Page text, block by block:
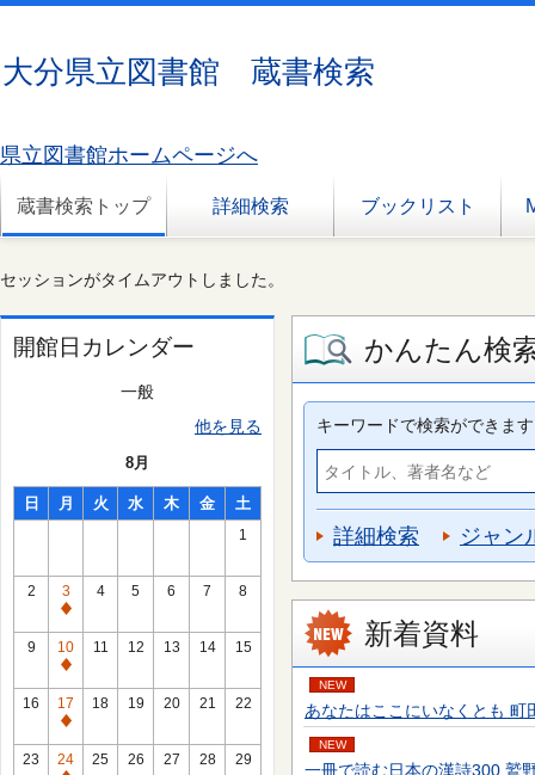
大分県立図書館 蔵書検索
県立図書館ホームページへ
蔵書検索トップ 詳細検索 ブックリスト
セッションがタイムアウトしました。
開館日カレンダー
一般
他を見る
8月
日 月 火 水 木 金 土
1
2
3
通
常
休
館
日
4 5 6 7 8
9
10
通
常
休
館
日
11 12 13 14 15
16
17
通
常
18 19 20 21 22
23
24
25 26 27 28 29
かんたん検
キーワードで検索ができます
詳細検索 ジャン
新着資料
NEW
あなたはここにいなくとも
NEW
一冊で読む日本の漢詩300 鷲